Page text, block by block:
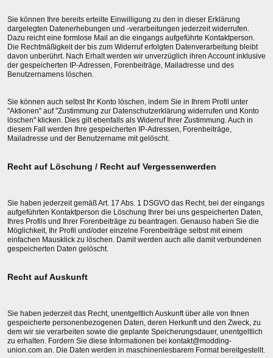
Sie können Ihre bereits erteilte Einwilligung zu den in dieser Erklärung
dargelegten Datenerhebungen und -verarbeitungen jederzeit widerrufen.
Dazu reicht eine formlose Mail an die eingangs aufgeführte Kontaktperson.
Die Rechtmäßigkeit der bis zum Widerruf erfolgten Datenverarbeitung bleibt
davon unberührt. Nach Erhalt werden wir unverzüglich ihren Account inklusive
der gespeicherten IP-Adressen, Forenbeiträge, Mailadresse und des
Benutzernamens löschen.
Sie können auch selbst Ihr Konto löschen, indem Sie in Ihrem Profil unter
"Aktionen" auf "Zustimmung zur Datenschutzerklärung widerrufen und Konto
löschen" klicken. Dies gilt ebenfalls als Widerruf Ihrer Zustimmung. Auch in
diesem Fall werden Ihre gespeicherten IP-Adressen, Forenbeiträge,
Mailadresse und der Benutzername mit gelöscht.
Recht auf Löschung / Recht auf Vergessenwerden
Sie haben jederzeit gemäß Art. 17 Abs. 1 DSGVO das Recht, bei der eingangs
aufgeführten Kontaktperson die Löschung Ihrer bei uns gespeicherten Daten,
Ihres Profils und Ihrer Forenbeiträge zu beantragen. Genauso haben Sie die
Möglichkeit, Ihr Profil und/oder einzelne Forenbeiträge selbst mit einem
einfachen Mausklick zu löschen. Damit werden auch alle damit verbundenen
gespeicherten Daten gelöscht.
Recht auf Auskunft
Sie haben jederzeit das Recht, unentgeltlich Auskunft über alle von Ihnen
gespeicherte personenbezogenen Daten, deren Herkunft und den Zweck, zu
dem wir sie verarbeiten sowie die geplante Speicherungsdauer, unentgeltlich
zu erhalten. Fordern Sie diese Informationen bei kontakt@modding-
union.com an. Die Daten werden in maschinenlesbarem Format bereitgestellt.